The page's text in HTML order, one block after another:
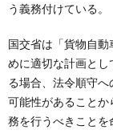
う義務付けている。
国交省は「貨物自
めに適切な計画と
る場合、法令順守
可能性があること
務を行うべきこと